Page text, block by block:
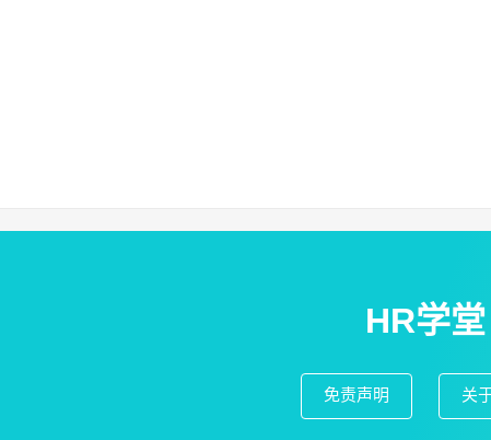
HR学堂
免责声明 关